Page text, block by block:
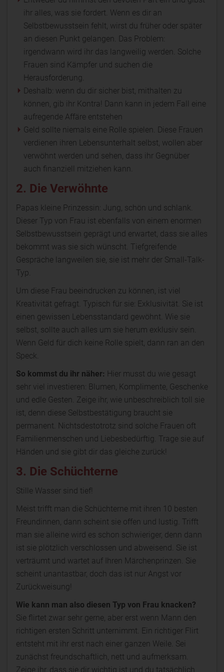
ihr alles, was sie fordert. Wenn es dir an
Selbstbewusstsein fehlt, wirst du früher oder später
an diesen Punkt gelangen. Das Problem:
irgendwann wird ihr das langweilig werden. Solche
Frauen sind Kämpfer und suchen die
Herausforderung.
Deshalb: wenn du dir sicher bist, mithalten zu
können, gib ihr Kontra! Dann kann in jedem Fall eine
aufregende Affäre entstehen
Geld sollte niemals eine Rolle spielen. Diese Frauen
verdienen ihren Lebensunterhalt selbst, wollen aber
verwöhnt werden und sehen, dass ihr Gegnüber
auch finanziell mitziehen kann.
2. Die Verwöhnte
Papas kleine Prinzessin: Jung, schön und schlank.
Dieser Typ von Frau ist ebenfalls von einem enormen
Selbstbewusstsein geprägt und erwartet, dass sie alles
bekommt was sie sich wünscht. Tiefgreifende
Gespräche langweilen sie, sie ist mehr der Small-Talk-
Typ.
Um diese Frau beeindrucken zu können, ist viel
Kreativität gefragt. Typisch für sie: Exklusivität. Sie ist
einen gewissen Lebensstandard gewöhnt. Wie sie
selbst, sollte auch alles um sie herum exklusiv sein.
Wenn Geld für dich keine Rolle spielt, dann ran an den
Speck.
So kommst du ihr näher: Hier musst du wie gesagt
sehr viel investieren: Blumen, Komplimente, Geschenke
und edle Gesten. Zeige ihr, wie unbeschreiblich toll sie
ist, denn diese Selbstbestätigung braucht sie
permanent. Nichtsdestotrotz sind solche Frauen oft
Familienmenschen und Liebesbedürftig. Trage sie auf
Händen und sie gibt dir das gleiche zurück!
3. Die Schüchterne
Stille Wasser sind tief!
Meist trifft man die Schüchterne mit ihren 10 besten
Freundinnen, dann scheint sie offen und lustig. Trifft
man sie alleine wird es schon schwieriger, denn dann
ist sie plötzlich verschlossen und abweisend. Sie ist
verträumt und wartet auf Ihren Märchenprinzen. Sie
scheint unantastbar, doch das ist nur Angst vor
Zurückweisung!
Wie kann man also diesen Typ von Frau knacken?
Sie flirtet zwar sehr gerne, aber erst wenn Mann den
richtigen ersten Schritt unternimmt. Ein richtiger Flirt
entsteht mit ihr erst nach einer ganzen Weile. Sei
zunächst freundschaftlich, nett und aufmerksam.
Zeige ihr, dass sie dir wichtig ist und du tatsächlich